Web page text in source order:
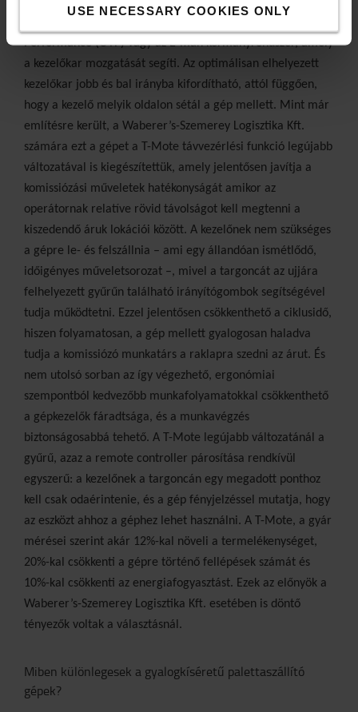
USE NECESSARY COOKIES ONLY
Performance (OTP) vagy az E-man kormányrendszer, amely
a kezelőkar mozgatását segíti. Az optimálisan elhelyezett
kezelőkar jobb és bal irányba kifordítható, attól függően,
hogy a kezelő melyik oldalon sétál a gép mellett. Mint már
említésre került, a Waberer’s-Szemerey Logisztika Kft.
számára ezt a gépet a T-Mote távvezérlési funkció legújabb
változatával is kiegészítettük, amely jelentősen javítja a
komissiózási műveletek hatékonyságát amikor az
operátornak relatíve rövid távolságot kell megtenni a
kiszedendő áruk lokációi között. A kezelőnek nem szükséges
a gépre le- és felszállnia – ami egy állandóan ismétlődő,
időigényes műveletsorozat –, mivel a targoncát az ujjára
felhelyezett gyűrűn található irányítógombok segítségével
tudja működtetni. Ezzel jelentősen csökkenthető a ciklusidő,
hiszen folyamatosan, a gép mellett gyalogosan haladva
tudja a komissiózó munkatárs a raklapra szedni az árut. És
nem utolsó sorban az így végezhető, ergonómiai
szempontból kedvezőbb munkafolyamatokkal csökkenthető
a gépkezelők fáradtsága, és a munkavégzés
biztonságosabbá tehető. A T-Mote legújabb változatánál a
gyűrű, azaz a remote controller párosítása rendkívül
egyszerű: a kezelőnek a targoncán egy megadott ponthoz
kell
csak odaérintenie, és a gép fényjelzéssel mutatja, hogy
az eszközt ahhoz a géphez lehet használni. A T-Mote, a gyár
mérései szerint akár 12%-kal növeli a termelékenységet,
20%-kal csökkenti a gépre történő fellépések számát és
10%-kal csökkenti az energiafogyasztást. Ezek az előnyök a
Waberer’s-Szemerey Logisztika Kft. esetében is döntő
tényezők voltak a választásnál.
Miben különlegesek a gyalogkíséretű palettaszállító
gépek?